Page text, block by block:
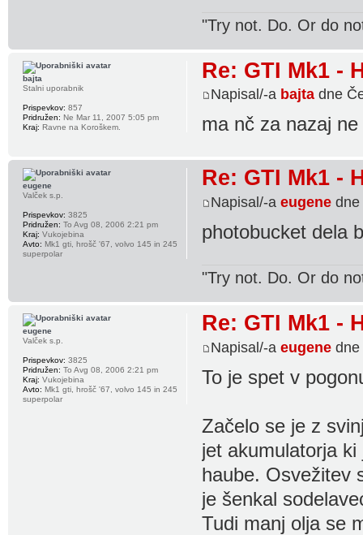
"Try not. Do. Or do
Re: GTI Mk1 -
Napisal/-a bajta dne
ma nč za nazaj
bajta
Stalni uporabnik
Prispevkov: 857
Pridružen: Ne Mar 11, 2007 5:05 pm
Kraj: Ravne na Koroškem.
Re: GTI Mk1 -
Napisal/-aeugene dne
photobucket dela
"Try not. Do. Or do
eugene
Valček s.p.
Prispevkov: 3825
Pridružen: To Avg 08, 2006 2:21 pm
Kraj: Vukojebina
Avto: Mk1 gti, hrošč '67, volvo 145 in 245
superpolar
Re: GTI Mk1 -
Napisal/-aeugene dne
To je spet v
Začelo se je z
jet akumulatorja
haube. Osvežitev
je šenkal
Tudi manj olja se
eugene
Valček s.p.
Prispevkov: 3825
Pridružen: To Avg 08, 2006 2:21 pm
Kraj: Vukojebina
Avto: Mk1 gti, hrošč '67, volvo 145 in 245
superpolar